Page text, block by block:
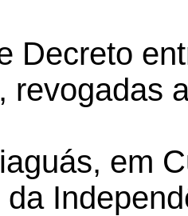
Decreto
revogadas
em
da